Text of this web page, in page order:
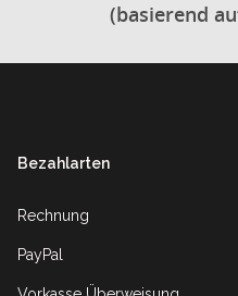
(basierend
Bezahlarten
Rechnung
PayPal